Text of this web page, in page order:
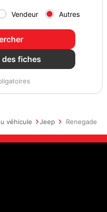
Vendeur Autres
des fiches
véhicule Jeep Renegade